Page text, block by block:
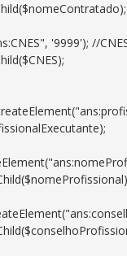
'9999'); //